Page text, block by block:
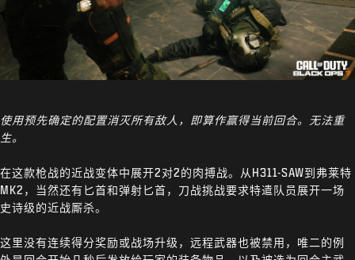
使用预先确定的配置消灭所有敌人，即算作赢得当前回合。无法重
生。
在这款枪战的近战变体中展开2对2的肉搏战。从H311-SAW到弗莱特
MK2，当然还有匕首和弹射匕首，刀战挑战要求特遣队员展开一场
史诗级的近战厮杀。
这里没有连续得分奖励或战场升级，远程武器也被禁用，唯二的例